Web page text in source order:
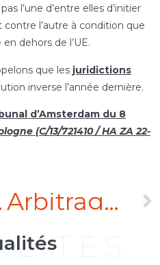
l’une d’entre elles d’initier
l’autre à condition que
dehors de l’UE.
que les juridictions
inverse l’année dernière.
d’Amsterdam du 8
(C/13/721410 / HA ZA 22-
Arbitrage d’investissement intracommunautaire : excès de pouvoir et compétence au sens de l’Article 26 du TCE